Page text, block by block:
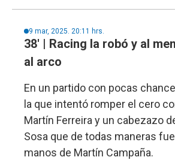
9 mar, 2025. 20:11 hrs.
38' | Racing la robó y al
al arco
En un partido con pocas
la que intentó romper el cero
Martín Ferreira y un cabezazo
Sosa que de todas maneras
manos de Martín Campaña.